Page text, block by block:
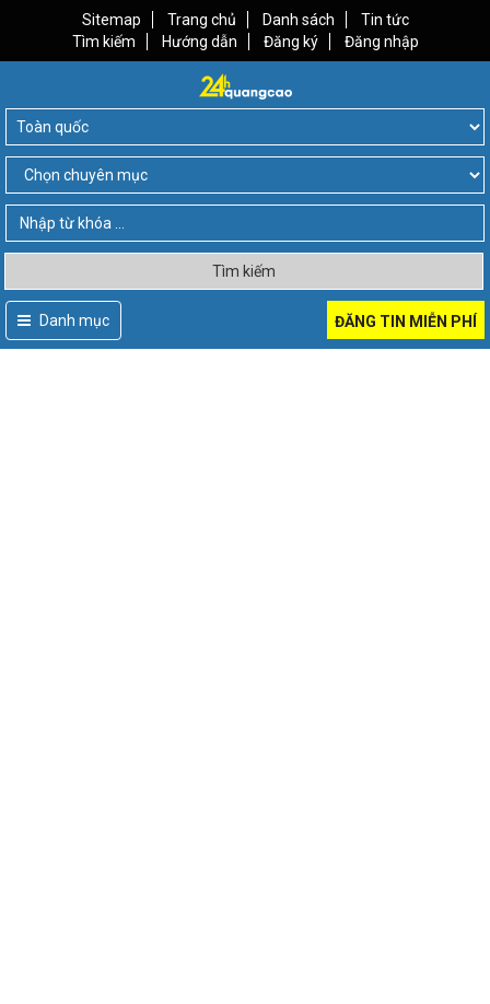
Sitemap Trang chủ Danh sách
Tin tức
Tìm kiếm
Hướng dẫn Đăng ký Đăng nhập
Tìm kiếm
Danh mục ĐĂNG TIN MIỄN PHÍ